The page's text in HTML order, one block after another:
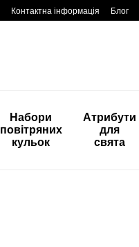
Контактна інформація Блог
Набори
повітряних
кульок
Атрибути
для
свята